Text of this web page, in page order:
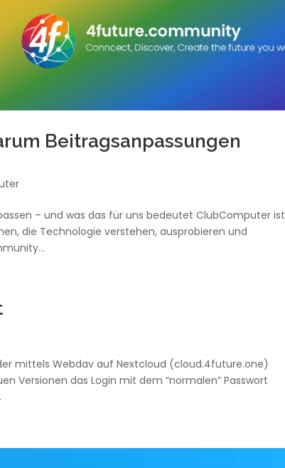
Beitragsanpassungen
– und was das für uns bedeutet ClubComputer ist
die Technologie verstehen, ausprobieren und
mittels Webdav auf Nextcloud (cloud.4future.one)
Versionen das Login mit dem “normalen” Passwort